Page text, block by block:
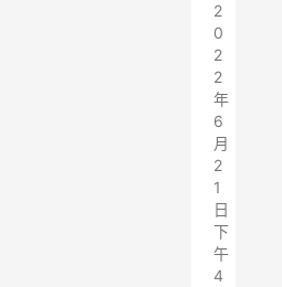
2
0
2
2
年
6
月
2
1
日
下
午
4